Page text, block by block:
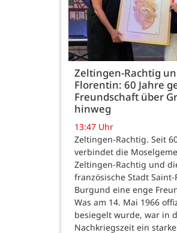
Zeltingen-Rachtig
Florentin: 60 Jahre
Freundschaft über
hinweg
13:47 Uhr
Zeltingen-Rachtig. Seit
verbindet die
Zeltingen-Rachtig und
französische Stadt
Burgund eine enge
Was am 14. Mai 1966
besiegelt wurde, war in
Nachkriegszeit ein